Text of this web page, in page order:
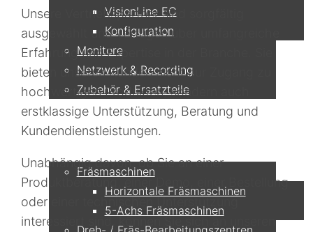
VisionLine EC
Konfiguration
Monitore
Netzwerk & Recording
Zubehör & Ersatzteile
Anwendungen
Fräsmaschinen
Horizontale Fräsmaschinen
5-Achs Fräsmaschinen
Unsere Vertriebspartner sind sorgfältig
ausgewählt und verfügen über umfangreiche
Erfahrung und Expertise in der Branche. Sie
bieten unseren Kunden nicht nur Zugang zu
hochwertigen Produkten, sondern auch
erstklassige Unterstützung, Beratung und
Kundendienstleistungen.
Unabhängig davon, ob Sie an einer
Produktberatung, einer Demo, einer Bestellung
oder einer technischen Unterstützung
interessiert sind, können Sie sich an unseren